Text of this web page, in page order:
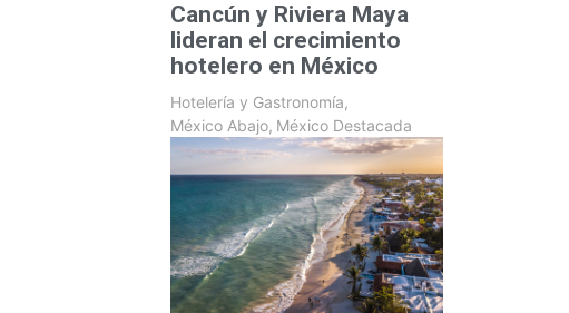
Cancún y Riviera Maya
lideran el crecimiento
hotelero en México
Hotelería y Gastronomía,
México Abajo, México Destacada